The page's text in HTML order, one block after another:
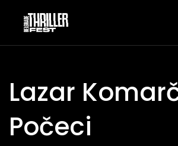
Lazar
Počeci